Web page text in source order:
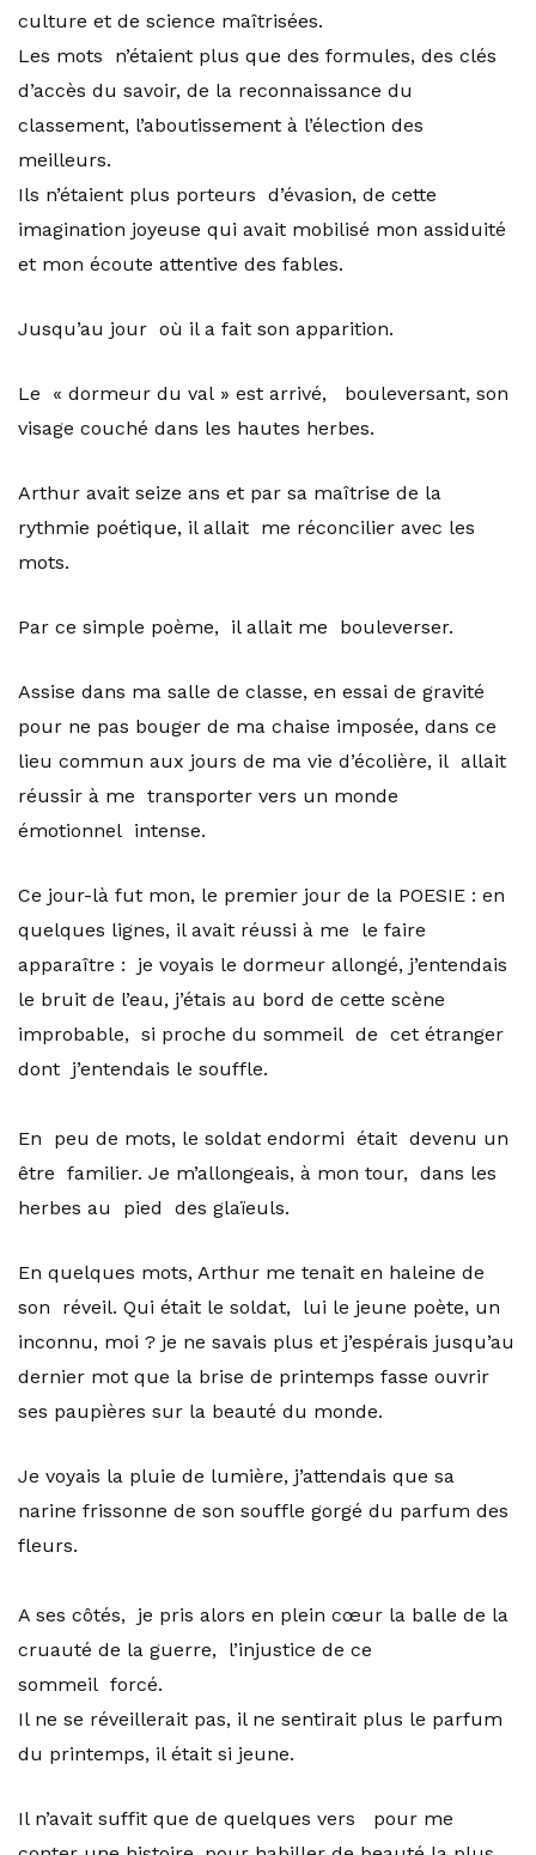
culture et de science maîtrisées.
Les mots n’étaient plus que des formules, des clés
d’accès du savoir, de la reconnaissance du
classement, l’aboutissement à l’élection des
meilleurs.
Ils n’étaient plus porteurs d’évasion, de cette
imagination joyeuse qui avait mobilisé mon assiduité
et mon écoute attentive des fables.
Jusqu’au jour où il a fait son apparition.
Le « dormeur du val » est arrivé, bouleversant, son
visage couché dans les hautes herbes.
Arthur avait seize ans et par sa maîtrise de la
rythmie poétique, il allait me réconcilier avec les
mots.
Par ce simple poème, il allait me bouleverser.
Assise dans ma salle de classe, en essai de gravité
pour ne pas bouger de ma chaise imposée, dans ce
lieu commun aux jours de ma vie d’écolière, il allait
réussir à me transporter vers un monde
émotionnel intense.
Ce jour-là fut mon, le premier jour de la POESIE : en
quelques lignes, il avait réussi à me le faire
apparaître : je voyais le dormeur allongé, j’entendais
le bruit de l’eau, j’étais au bord de cette scène
improbable, si proche du sommeil de cet étranger
dont j’entendais le souffle.
En peu de mots, le soldat endormi était devenu un
être familier. Je m’allongeais, à mon tour, dans les
herbes au pied des glaïeuls.
En quelques mots, Arthur me tenait en haleine de
son réveil. Qui était le soldat, lui le jeune poète, un
inconnu, moi ? je ne savais plus et j’espérais jusqu’au
dernier mot que la brise de printemps fasse ouvrir
ses paupières sur la beauté du monde.
Je voyais la pluie de lumière, j’attendais que sa
narine frissonne de son souffle gorgé du parfum des
fleurs.
A ses côtés, je pris alors en plein cœur la balle de la
cruauté de la guerre, l’injustice de ce
sommeil forcé.
Il ne se réveillerait pas, il ne sentirait plus le parfum
du printemps, il était si jeune.
Il n’avait suffit que de quelques vers pour me